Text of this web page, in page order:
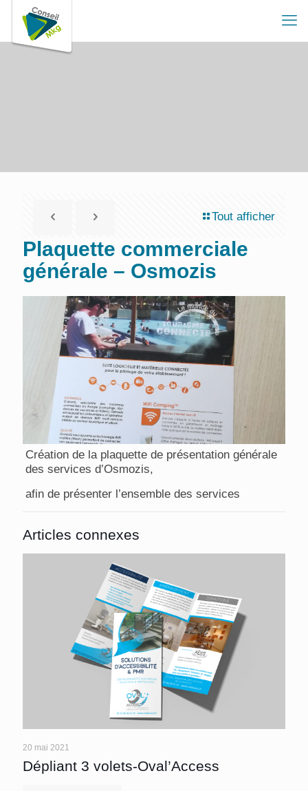
Tout afficher
Plaquette commerciale
générale – Osmozis
Création de la plaquette de présentation générale
des services d’Osmozis,
afin de présenter l’ensemble des services
Articles connexes
20 mai 2021
Dépliant 3 volets-Oval’Access